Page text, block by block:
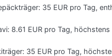
35 EUR pro Tag,
8.61 EUR pro Tag,
35 EUR pro Tag,